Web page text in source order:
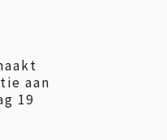
aan
19